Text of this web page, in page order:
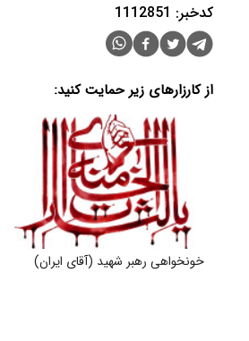
کدخبر: 1112851
از کارزارهای زیر حمایت کنید:
خونخواهی رهبر شهید (آقای ایران)